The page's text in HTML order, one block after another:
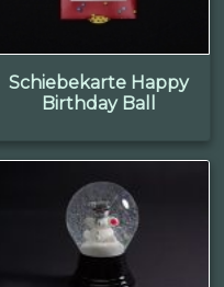
Schiebekarte Happy
Birthday Ball